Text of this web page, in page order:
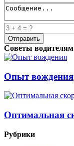
Советы водителям
Опыт вождения
Оптимальная
Рубрики